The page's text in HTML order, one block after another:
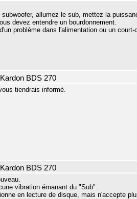
allumez le sub, mettez la
devez entendre un bourdonnement.
problème dans l'alimentation ou un
BDS 270
tiendrais informé.
BDS 270
vibration émanant du "Sub".
en lecture de disque, mais n'accepte